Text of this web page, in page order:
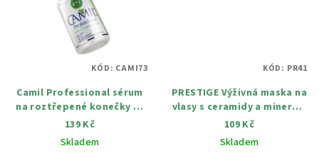
Camil Professional sérum
na roztřepené konečky 60
ml
139 Kč
Skladem
KÓD: CAMI73
PRESTIGE Výživná maska ​​na
vlasy s ceramidy a minerály
250 ml
109 Kč
Skladem
KÓD: PR41